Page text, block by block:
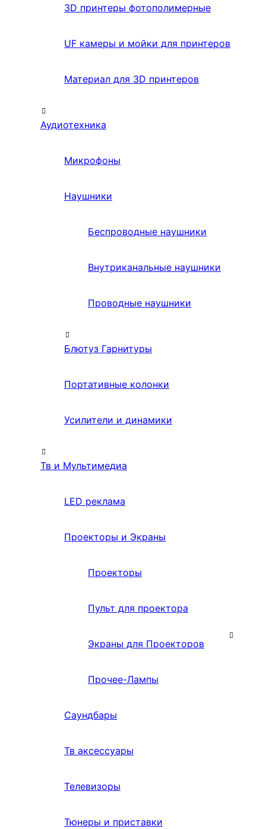
3D принтеры фотополимерные
UF камеры и мойки для принтеров
Материал для 3D принтеров
Аудиотехника
Микрофоны
Наушники
Беспроводные наушники
Внутриканальные наушники
Проводные наушники
Блютуз Гарнитуры
Портативные колонки
Усилители и динамики
Тв и Мультимедиа
LED реклама
Проекторы и Экраны
Проекторы
Пульт для проектора
Экраны для Проекторов
Прочее-Лампы
Саундбары
Тв аксессуары
Телевизоры
Тюнеры и приставки